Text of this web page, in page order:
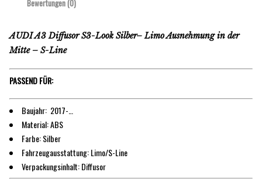
Bewertungen (0)
AUDI A3 Diffusor S3-Look Silber– Limo Ausnehmung in der
Mitte – S-Line
PASSEND FÜR:
Baujahr: 2017-…
Material: ABS
Farbe: Silber
Fahrzeugausstattung: Limo/S-Line
Verpackungsinhalt: Diffusor